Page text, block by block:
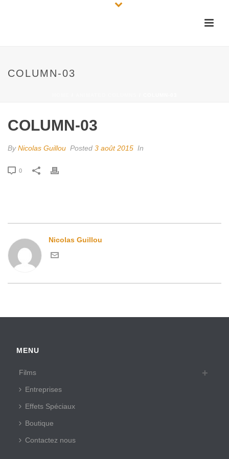
COLUMN-03
COLUMN-03
ByNicolas Guillou Posted 3 août 2015 In
0
Nicolas Guillou
MENU
Films
Entreprises
Effets Spéciaux
Boutique
Contactez nous